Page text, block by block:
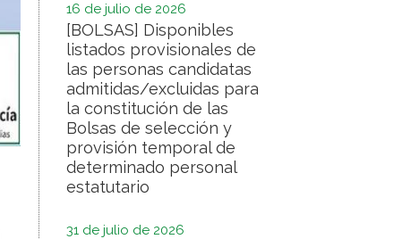
16 de julio de 2026
[BOLSAS] Disponibles
listados provisionales de
las personas candidatas
admitidas/excluidas para
la constitución de las
Bolsas de selección y
provisión temporal de
determinado personal
estatutario
31 de julio de 2026